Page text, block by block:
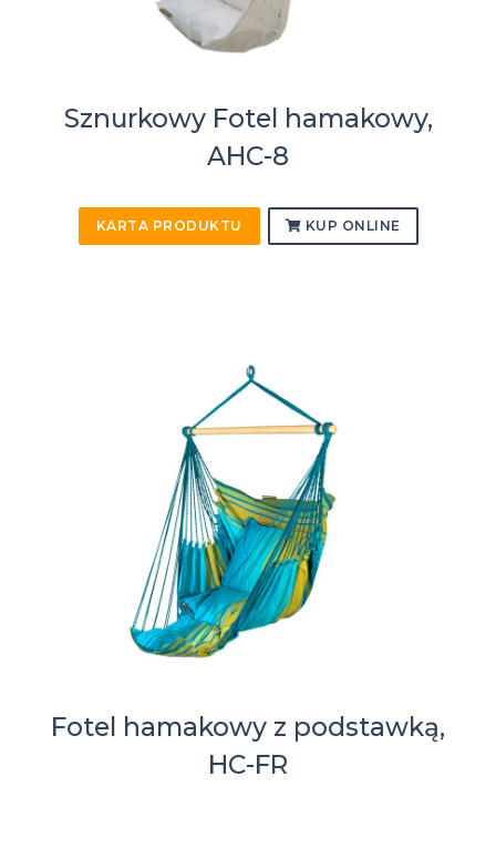
Sznurkowy Fotel hamakowy,
AHC-8
KARTA PRODUKTU KUP ONLINE
Fotel hamakowy z podstawką,
HC-FR